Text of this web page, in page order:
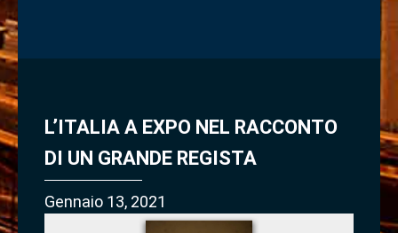
L’ITALIA A EXPO NEL RACCONTO
DI UN GRANDE REGISTA
Gennaio 13, 2021